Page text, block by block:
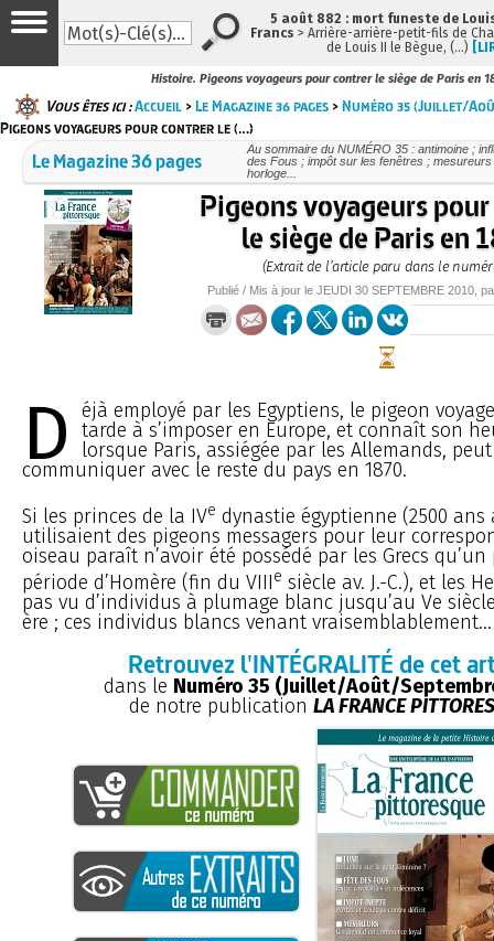
Histoire. Pigeons voyageurs pour contrer le siège de Paris en
Vous êtes ici :Accueil >Le Magazine 36 pages >Numéro 35 (Juillet/
Pigeons voyageurs pour contrer le (…)
Le Magazine 36 pages
Au sommaire du NUMÉRO 35 : antimoine ;
des Fous ; impôt sur les fenêtres ;
horloge...
Pigeons voyageurs
le siège de Paris en
(Extrait de l’article paru dans le
Publié / Mis à jour leJEUDI 30 SEPTEMBRE 2010 ,
D
éjà employé par les Egyptiens, le pigeon
tarde à s’imposer en Europe, et connaît son
lorsque Paris, assiégée par les Allemands,
communiquer avec le reste du pays en 1870.
Si les princes de la IVe dynastie égyptienne (2500 ans
utilisaient des pigeons messagers pour leur
oiseau paraît n’avoir été possédé par les Grecs
période d’Homère (fin du VIIIe siècle av. J.-C.), et les
pas vu d’individus à plumage blanc jusqu’au Ve
ère ; ces individus blancs venant vraisemblablement...
Retrouvez l'INTÉGRALITÉ de cet
dans le Numéro 35 (Juillet/Août/
de notre publication LA FRANCE
5 août 882 : mort funeste de
Francs > Arrière-arrière-petit-fils de
de Louis II le Bègue, (…)